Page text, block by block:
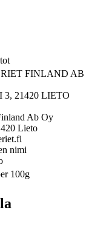
FINLAND AB
21420 LIETO
Ab Oy
Lieto
nimi
100g